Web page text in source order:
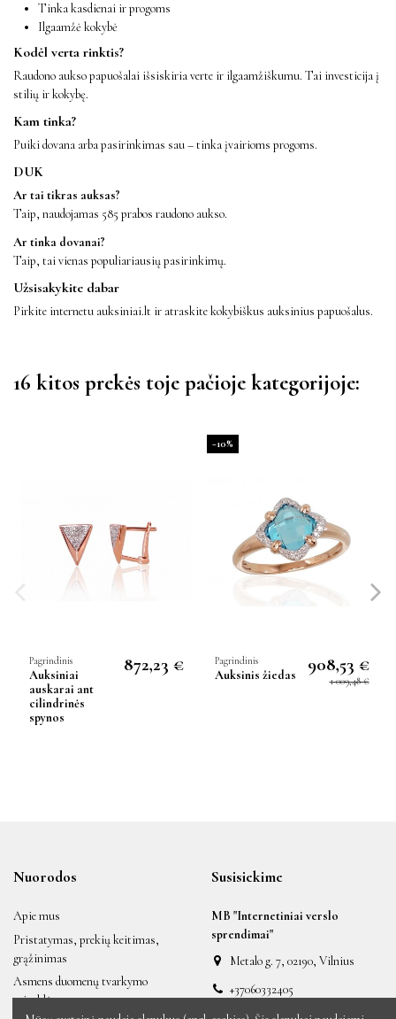
Tinka kasdienai ir progoms
Ilgaamžė kokybė
Kodėl verta rinktis?
Raudono aukso papuošalai išsiskiria verte ir ilgaamžiškumu. Tai investicija į
stilių ir kokybę.
Kam tinka?
Puiki dovana arba pasirinkimas sau – tinka įvairioms progoms.
DUK
Ar tai tikras auksas?
Taip, naudojamas 585 prabos raudono aukso.
Ar tinka dovanai?
Taip, tai vienas populiariausių pasirinkimų.
Užsisakykite dabar
Pirkite internetu auksiniai.lt ir atraskite kokybiškus auksinius papuošalus.
16 kitos prekės toje pačioje kategorijoje:
Pagrindinis
Auksiniai
auskarai ant
cilindrinės
spynos
872,23 €
−10%
Pagrindinis
Auksinis žiedas
908,53 €
1 009,48 €
Nuorodos
Apie mus
Pristatymas, prekių keitimas,
grąžinimas
Asmens duomenų tvarkymo
taisyklės
Susisiekime
MB "Internetiniai verslo
sprendimai"
Metalo g. 7, 02190, Vilnius
+37060332405